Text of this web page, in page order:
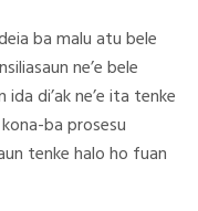
ba malu atu bele
ne’e bele
di’ak ne’e ita tenke
ba prosesu
tenke halo ho fuan